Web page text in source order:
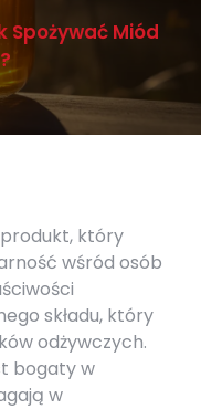
Spożywać Miód
który
wśród osób
składu, który
odżywczych.
bogaty w
w